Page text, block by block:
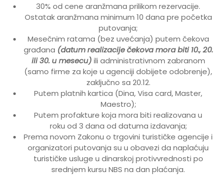
30% od cene aranžmana prilikom rezervacije.
Ostatak aranžmana minimum 10 dana pre početka
putovanja;
Mesečnim ratama (bez uvećanja) putem čekova
građana (datum realizacije čekova mora biti 10., 20.
ili 30. u mesecu)ili administrativnom zabranom
(samo firme za koje u agenciji dobijete odobrenje),
zaključno sa 20.12.
Putem platnih kartica (Dina, Visa card, Master,
Maestro);
Putem profakture koja mora biti realizovana u
roku od 3 dana od datuma izdavanja;
Prema novom Zakonu o trgovini turističke agencije i
organizatori putovanja su u obavezi da naplaćuju
turističke usluge u dinarskoj protivvrednosti po
srednjem kursu NBS na dan plaćanja.